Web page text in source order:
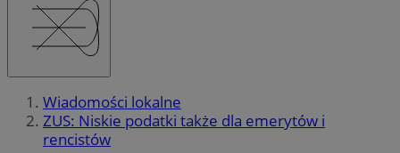
Wiadomości lokalne
ZUS: Niskie podatki także dla emerytów i
rencistów